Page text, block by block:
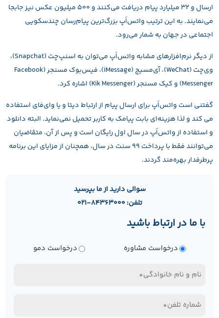
ارسال و 32 میلیارد پیام دریافت می‌کنند و 500 میلیون عکس نیز جابجا
می‌نمایند. به این ترتیب واتس‌اَپ بزرگ‌ترین پیام‌رسان چندسکویی
اجتماعی در جهان به شمار می‌رود.
از دیگر نرم‌افزارهای مشابه واتس‌اَپ می‌توان به اسنپ‌چت (Snapchat)،
وی‌چت (WeChat)، آی‌مسیج (iMessage)، فیس‌بوک مسنجر (Facebook
Messenger) و کیک مسنجر (Kik Messenger) اشاره کرد.
گفتنی است واتس‌اَپ برای ارسال پیام از ارتباط دیتا و یا وای‌فای استفاده
می کند و لذا هزینه‌ای بابت پیامک به کاربر تحمیل نمی‌نماید. البته دانلود
و استفاده از واتس‌اَپ در سال اول رایگان است و پس از آن، متقاضیان
می‌توانند فقط با پرداخت 99 سنت در سال، همچنان از مزایای این برنامه
پرطرفدار بهره‌مند گردند.
سوالی دارید از ما بپرسید
تلفن: ۸۴۳۶۳۰۰۰-۰۲۱
با ما در ارتباط باشید
درخواست مشاوره درخواست دمو
نام
نام
تلفن